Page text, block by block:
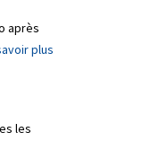
après
plus
les